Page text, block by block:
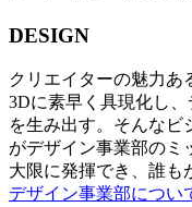
DESIGN
クリエイターの魅力あ
3Dに素早く具現化し
を生み出す。そんなビ
がデザイン事業部のミ
大限に発揮でき、誰も
デザイン事業部につい